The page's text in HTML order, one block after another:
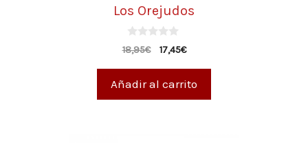
Los Orejudos
0
d
18,95€ 17,45€
Añadir al carrito